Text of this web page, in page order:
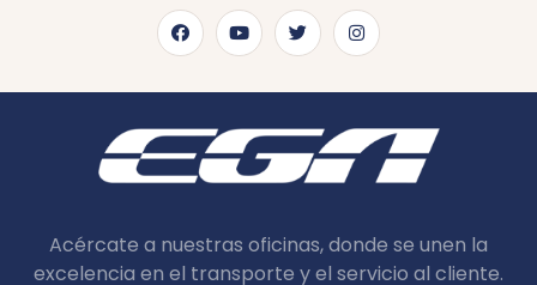
Acércate a nuestras oficinas, donde se unen la
excelencia en el transporte y el servicio al cliente.